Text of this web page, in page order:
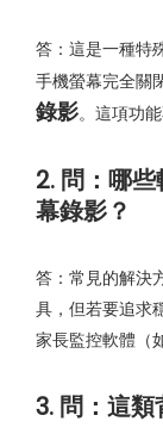
答：這是一種特
手機螢幕完全關
錄影。這項功
2. 問：哪
幕錄影？
答：常見的解
具，但若要追求
家長監控軟體（
3. 問：這類